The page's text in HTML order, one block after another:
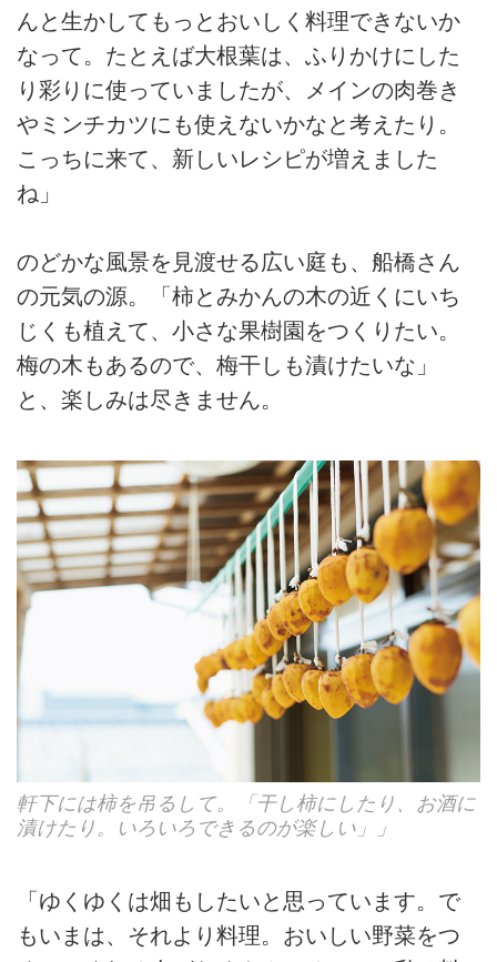
んと生かしてもっとおいしく料理できないか
なって。たとえば大根葉は、ふりかけにした
り彩りに使っていましたが、メインの肉巻き
やミンチカツにも使えないかなと考えたり。
こっちに来て、新しいレシピが増えました
ね」
のどかな風景を見渡せる広い庭も、船橋さん
の元気の源。「柿とみかんの木の近くにいち
じくも植えて、小さな果樹園をつくりたい。
梅の木もあるので、梅干しも漬けたいな」
と、楽しみは尽きません。
軒下には柿を吊るして。「干し柿にしたり、お酒に
漬けたり。いろいろできるのが楽しい」」
「ゆくゆくは畑もしたいと思っています。で
もいまは、それより料理。おいしい野菜をつ